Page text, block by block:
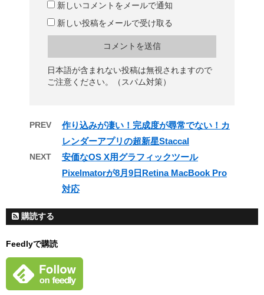
新しいコメントをメールで通知
新しい投稿をメールで受け取る
日本語が含まれない投稿は無視されますので
ご注意ください。（スパム対策）
PREV
作り込みが凄い！完成度が尋常でない！カ
レンダーアプリの超新星Staccal
NEXT
安価なOS X用グラフィックツール
Pixelmatorが8月9日Retina MacBook Pro
対応
購読する
Feedlyで購読